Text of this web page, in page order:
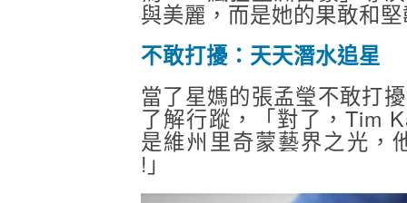
與美麗，而是她的果敢和
不敢打擾：天天潛水追星
當了星媽的張孟瑩不敢打
了解行蹤，「對了，Tim
是維州里奇蒙藝界之光，
!」